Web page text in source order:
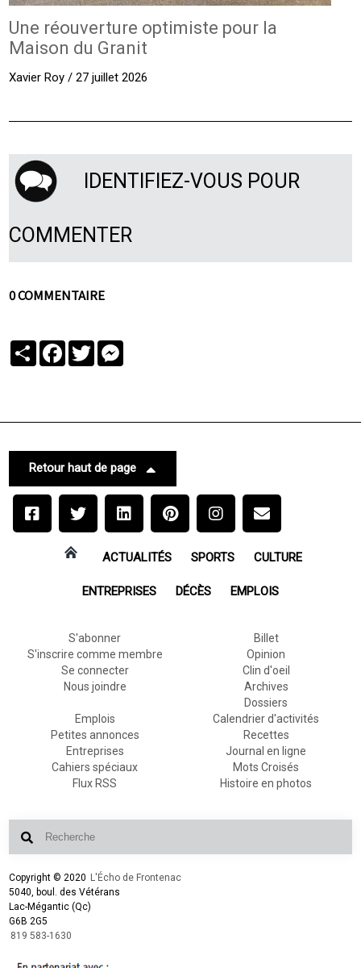
Une réouverture optimiste pour la
Maison du Granit
Xavier Roy / 27 juillet 2026
IDENTIFIEZ-VOUS POUR
COMMENTER
0 COMMENTAIRE
PartagerFacebook
Twitter
Retour haut de page
ACTUALITÉS SPORTS CULTURE
ENTREPRISES DÉCÈS EMPLOIS
S'abonner
S'inscrire comme membre
Se connecter
Nous joindre
Billet
Opinion
Clin d'oeil
Archives
Dossiers
Emplois
Petites annonces
Entreprises
Cahiers spéciaux
Flux RSS
Calendrier d'activités
Recettes
Journal en ligne
Mots Croisés
Histoire en photos
Copyright © 2020 L'Écho de Frontenac
5040, boul. des Vétérans
Lac-Mégantic (Qc)
G6B 2G5
819 583-1630